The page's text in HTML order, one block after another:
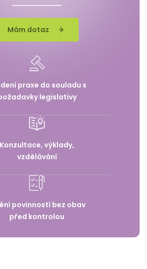
Mám dotaz
praxe do souladu s
legislativy
Konzultace, výklady,
vzdělávání
povinností bez obav
před kontrolou